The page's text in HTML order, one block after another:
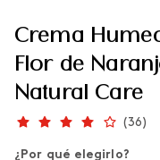
Crema
Flor de
Natural Care
(36)
¿Por qué elegirlo?